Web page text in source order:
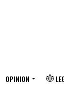
OPINION